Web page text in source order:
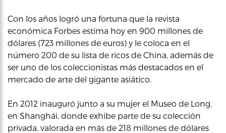
Con los años logró una fortuna que la revista
económica Forbes estima hoy en 900 millones de
dólares (723 millones de euros) y le coloca en el
número 200 de su lista de ricos de China, además de
ser uno de los coleccionistas más destacados en el
mercado de arte del gigante asiático.
En 2012 inauguró junto a su mujer el Museo de Long,
en Shanghái, donde exhibe parte de su colección
privada, valorada en más de 218 millones de dólares